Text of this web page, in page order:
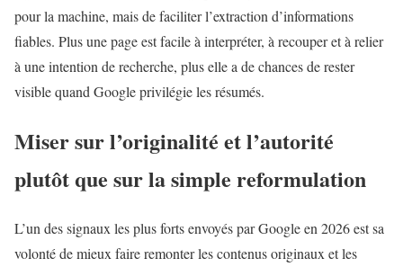
pour la machine, mais de faciliter l’extraction d’informations
fiables. Plus une page est facile à interpréter, à recouper et à relier
à une intention de recherche, plus elle a de chances de rester
visible quand Google privilégie les résumés.
Miser sur l’originalité et l’autorité
plutôt que sur la simple reformulation
L’un des signaux les plus forts envoyés par Google en 2026 est sa
volonté de mieux faire remonter les contenus originaux et les